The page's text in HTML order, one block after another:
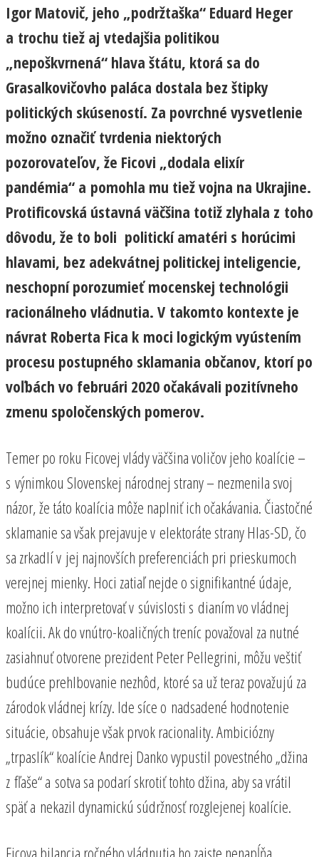
Igor Matovič, jeho „podržtaška“ Eduard Heger
a trochu tiež aj vtedajšia politikou
„nepoškvrnená“ hlava štátu, ktorá sa do
Grasalkovičovho paláca dostala bez štipky
politických skúseností. Za povrchné vysvetlenie
možno označiť tvrdenia niektorých
pozorovateľov, že Ficovi „dodala elixír
pandémia“ a pomohla mu tiež vojna na Ukrajine.
Protificovská ústavná väčšina totiž zlyhala z toho
dôvodu, že to boli politickí amatéri s horúcimi
hlavami, bez adekvátnej politickej inteligencie,
neschopní porozumieť mocenskej technológii
racionálneho vládnutia. V takomto kontexte je
návrat Roberta Fica k moci logickým vyústením
procesu postupného sklamania občanov, ktorí po
voľbách vo februári 2020 očakávali pozitívneho
zmenu spoločenských pomerov.
Temer po roku Ficovej vlády väčšina voličov jeho koalície –
s výnimkou Slovenskej národnej strany – nezmenila svoj
názor, že táto koalícia môže naplniť ich očakávania. Čiastočné
sklamanie sa však prejavuje v elektoráte strany Hlas-SD, čo
sa zrkadlí v jej najnovších preferenciách pri prieskumoch
verejnej mienky. Hoci zatiaľ nejde o signifikantné údaje,
možno ich interpretovať v súvislosti s dianím vo vládnej
koalícii. Ak do vnútro-koaličných treníc považoval za nutné
zasiahnuť otvorene prezident Peter Pellegrini, môžu veštiť
budúce prehlbovanie nezhôd, ktoré sa už teraz považujú za
zárodok vládnej krízy. Ide síce o nadsadené hodnotenie
situácie, obsahuje však prvok racionality. Ambiciózny
„trpaslík“ koalície Andrej Danko vypustil povestného „džina
z fľaše“ a sotva sa podarí skrotiť tohto džina, aby sa vrátil
späť a nekazil dynamickú súdržnosť rozglejenej koalície.
Ficova bilancia ročného vládnutia ho zaiste nenapĺňa